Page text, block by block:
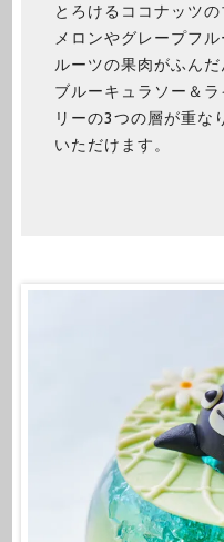
とろけるココナッツの
メロンやグレープフ
ルーツの果肉がふん
ブルーキュラソー＆
リーの3つの層が重な
いただけます。